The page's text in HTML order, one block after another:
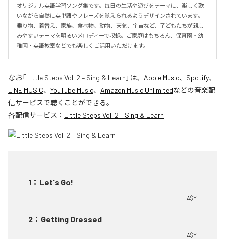
オリジナル英語学習ソング集です。毎日の生活や遊びをテーマに、楽しく歌
いながら自然に英単語やフレーズを覚えられるようデザインされています。
乗り物、着替え、家族、食べ物、動物、天気、宇宙など、子どもたちが親し
みやすいテーマを明るいメロディーで収録。ご家庭はもちろん、保育園・幼
稚園・英語教室などでも楽しくご活用いただけます。
なお「Little Steps Vol. 2 – Sing & Learn 」は、 Apple Music、 Spotify、
LINE MUSIC、 YouTube Music、 Amazon Music Unlimitedなどの音楽配
信サービスで聴くことができる。
各配信サービス： Little Steps Vol. 2 – Sing & Learn
1 ： Let's Go!
A$Y
2 ： Getting Dressed
A$Y